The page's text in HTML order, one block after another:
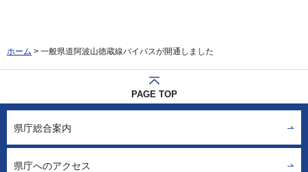
ホーム > 一般県道阿波山徳蔵線バイパスが開通しました
PAGE TOP
県庁総合案内
県庁へのアクセス